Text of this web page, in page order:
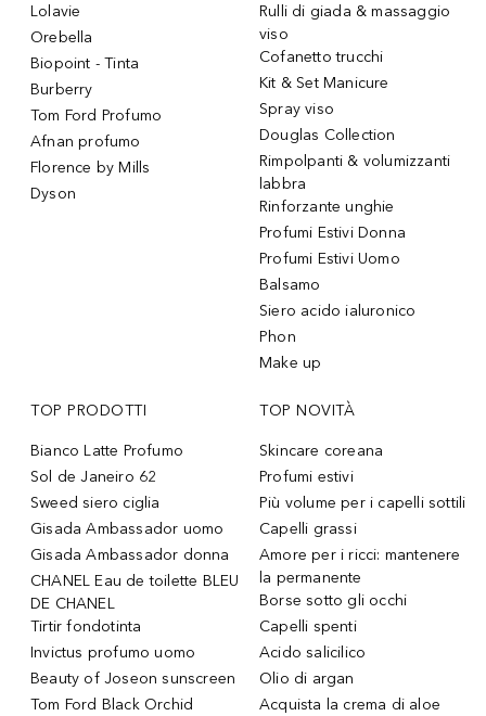
Lolavie
Orebella
Biopoint - Tinta
Burberry
Tom Ford Profumo
Afnan profumo
Florence by Mills
Dyson
Rulli di giada & massaggio
viso
Cofanetto trucchi
Kit & Set Manicure
Spray viso
Douglas Collection
Rimpolpanti & volumizzanti
labbra
Rinforzante unghie
Profumi Estivi Donna
Profumi Estivi Uomo
Balsamo
Siero acido ialuronico
Phon
Make up
TOP PRODOTTI
Bianco Latte Profumo
Sol de Janeiro 62
Sweed siero ciglia
Gisada Ambassador uomo
Gisada Ambassador donna
CHANEL Eau de toilette BLEU
DE CHANEL
Tirtir fondotinta
Invictus profumo uomo
Beauty of Joseon sunscreen
Tom Ford Black Orchid
TOP NOVITÀ
Skincare coreana
Profumi estivi
Più volume per i capelli sottili
Capelli grassi
Amore per i ricci: mantenere
la permanente
Borse sotto gli occhi
Capelli spenti
Acido salicilico
Olio di argan
Acquista la crema di aloe